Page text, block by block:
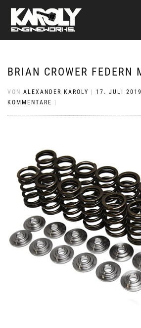
BRIAN CROWER FEDERN
VON ALEXANDER KAROLY 17. JULI 2019
KOMMENTARE